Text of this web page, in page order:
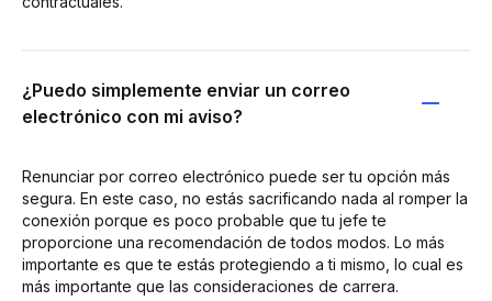
¿Puedo simplemente enviar un correo
electrónico con mi aviso?
Renunciar por correo electrónico puede ser tu opción más
segura. En este caso, no estás sacrificando nada al romper la
conexión porque es poco probable que tu jefe te
proporcione una recomendación de todos modos. Lo más
importante es que te estás protegiendo a ti mismo, lo cual es
más importante que las consideraciones de carrera.